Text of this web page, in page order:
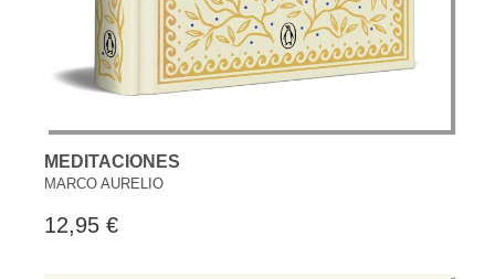
MEDITACIONES
MARCO AURELIO
12,95 €